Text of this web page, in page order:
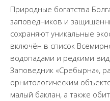
Природные богатства
заповедников и
сохраняют уникальные
включён в список
водопадами и редкими
Заповедник «Сребырна»,
орнитологическим
малый баклан, а также